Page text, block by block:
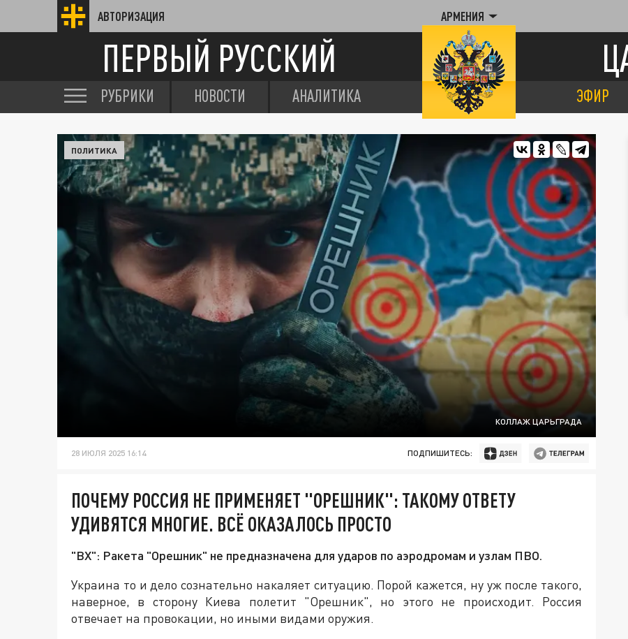
АВТОРИЗАЦИЯ АРМЕНИЯ
ПЕРВЫЙ РУССКИЙ
РУБРИКИ НОВОСТИ АНАЛИТИКА ЭФИР
КОЛЛАЖ ЦАРЬГРАДА
ПОЛИТИКА
28 ИЮЛЯ 2025 16:14 ПОДПИШИТЕСЬ:
ПОЧЕМУ РОССИЯ НЕ ПРИМЕНЯЕТ "ОРЕШНИК": ТАКОМУ ОТВЕТУ
УДИВЯТСЯ МНОГИЕ. ВСЁ ОКАЗАЛОСЬ ПРОСТО
"ВХ": Ракета "Орешник" не предназначена для ударов по аэродромам и узлам ПВО.
Украина то и дело сознательно накаляет ситуацию. Порой кажется, ну уж после такого,
наверное, в сторону Киева полетит "Орешник", но этого не происходит. Россия
отвечает на провокации, но иными видами оружия.